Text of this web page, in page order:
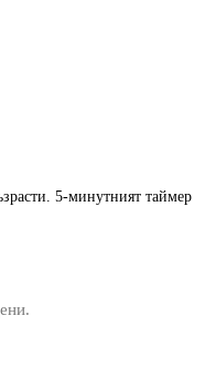
5-минутният таймер